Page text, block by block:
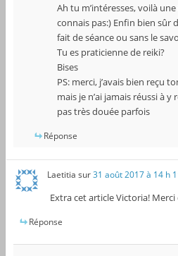
Ah tu m’intéresses, voilà
connais pas:) Enfin bien sûr
fait de séance ou sans le
Tu es praticienne de reiki?
Bises
PS: merci, j’avais bien reçu
mais je n’ai jamais réussi à y
pas très douée parfois
Réponse
Laetitia sur31 août 2017 à 14 h
Extra cet article Victoria!
Réponse